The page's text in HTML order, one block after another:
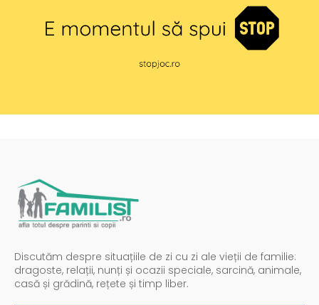
Discutăm despre situațiile de zi cu zi ale vieții de familie:
dragoste, relații, nunți și ocazii speciale, sarcină, animale,
casă și grădină, rețete și timp liber.